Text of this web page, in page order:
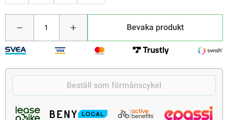
Bevaka produkt
Beställ som förmånscykel